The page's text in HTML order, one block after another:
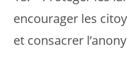
encourager les
et consacrer